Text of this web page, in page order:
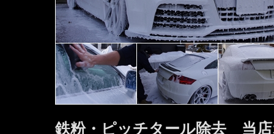
鉄粉・ピッチタール除去 当